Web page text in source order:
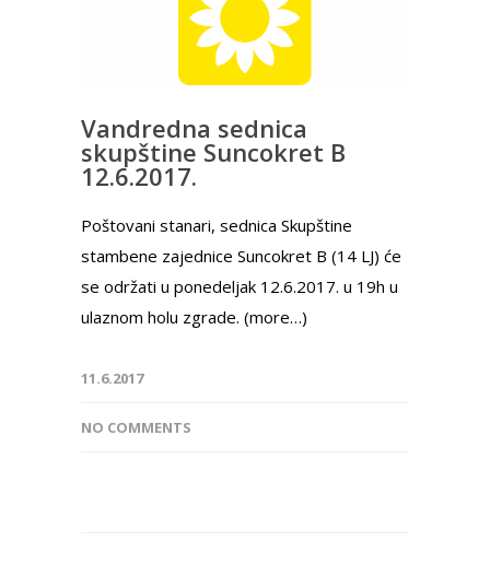
Vandredna sednica
skupštine Suncokret B
12.6.2017.
Poštovani stanari, sednica Skupštine
stambene zajednice Suncokret B (14 LJ) će
se održati u ponedeljak 12.6.2017. u 19h u
ulaznom holu zgrade. (more…)
11.6.2017
NO COMMENTS